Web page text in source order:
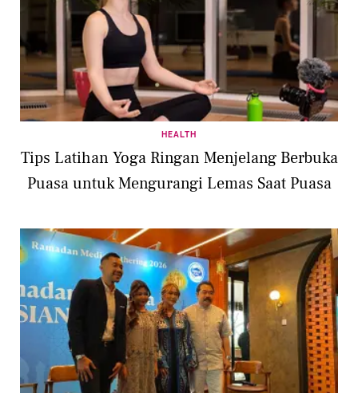
HEALTH
Tips Latihan Yoga Ringan Menjelang Berbuka
Puasa untuk Mengurangi Lemas Saat Puasa